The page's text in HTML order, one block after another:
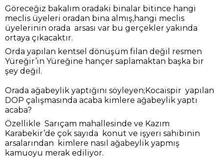
Göreceğiz bakalım oradaki binalar bitince hangi
meclis üyeleri oradan bina almış,hangi meclis
üyelerinin orada arsası var bu gerçekler yakında
ortaya çıkacaktır.
Orda yapılan kentsel dönüşüm filan değil resmen
Yüreğir’in Yüreğine hançer saplamaktan başka bir
şey değil.
Orada ağabeylik yaptığını söyleyen;Kocaispir yapılan
DOP çalışmasında acaba kimlere ağabeylik yaptı
acaba?
Özellikle Sarıçam mahallesinde ve Kazım
Karabekir’de çok sayıda konut ve işyeri sahibinin
arsalarından kimlere nasıl ağabeylik yapmış
kamuoyu merak ediliyor.